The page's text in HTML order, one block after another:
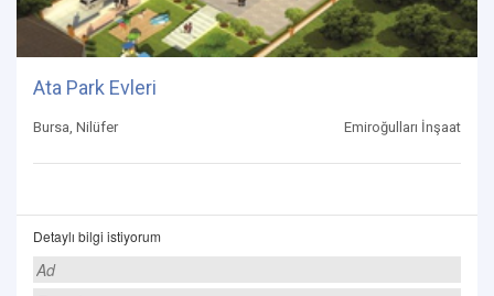
Ata Park Evleri
Bursa, Nilüfer Emiroğulları İnşaat
Detaylı bilgi istiyorum